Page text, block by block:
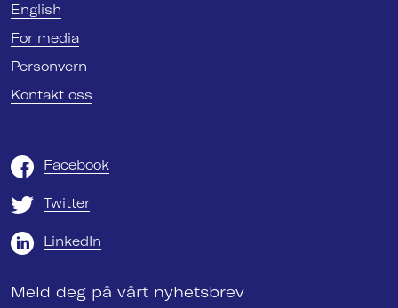
English
For media
Personvern
Kontakt oss
Facebook
Twitter
LinkedIn
Meld deg på vårt nyhetsbrev